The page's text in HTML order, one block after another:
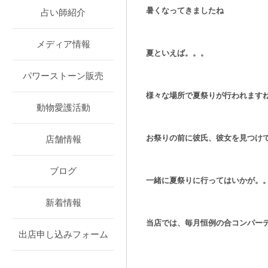
占い師紹介
メディア情報
パワーストーン販売
動物愛護活動
店舗情報
ブログ
新着情報
出店申し込みフォーム
暑くなってきましたね
夏といえば。。。
様々な場所で夏祭りが行われます
お祭りの前に彼氏、彼女を見つけ
一緒に夏祭りに行ってはいかが。。
当店では、毎月恒例の合コンパー